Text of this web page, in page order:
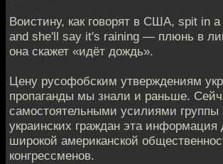
Воистину, как говорят в США, spit in
and she'll say it's raining — плюнь в
она скажет «идёт дождь».
Цену русофобским утверждениям
пропаганды мы знали и раньше.
самостоятельными усилиями группы
украинских граждан эта информация
широкой американской
конгрессменов.